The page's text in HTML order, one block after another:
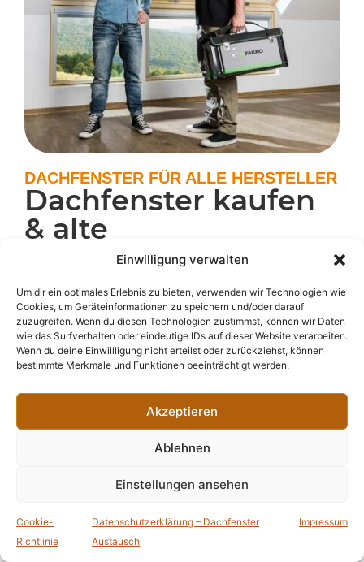
Einwilligung verwalten
Um dir ein optimales Erlebnis zu bieten, verwenden wir Technologien wie
Cookies, um Geräteinformationen zu speichern und/oder darauf
zuzugreifen. Wenn du diesen Technologien zustimmst, können wir Daten
wie das Surfverhalten oder eindeutige IDs auf dieser Website verarbeiten.
Wenn du deine Einwillligung nicht erteilst oder zurückziehst, können
bestimmte Merkmale und Funktionen beeinträchtigt werden.
Akzeptieren
Ablehnen
Einstellungen ansehen
Cookie-
Richtlinie
Datenschutzerklärung – Dachfenster
Austausch
Impressum
DACHFENSTER FÜR ALLE HERSTELLER
Dachfenster kaufen
& alte
Herstellerfenster
ersetzen
Du hast einaltes Dachflächenfenstervon Roto, Velux,
Stolma oder Saris und möchtest es ersetzen? Wir bieten in
Remscheid und Umgebung den Dachfenster-Kauf mit
Montagean – auch dann, wenn das vorhandene Fenster
Modelle durch passendeFAKRO-Dachfenstermit sehr
Velux Dachfenster austauschen
Prefa Dachfenster erneuern